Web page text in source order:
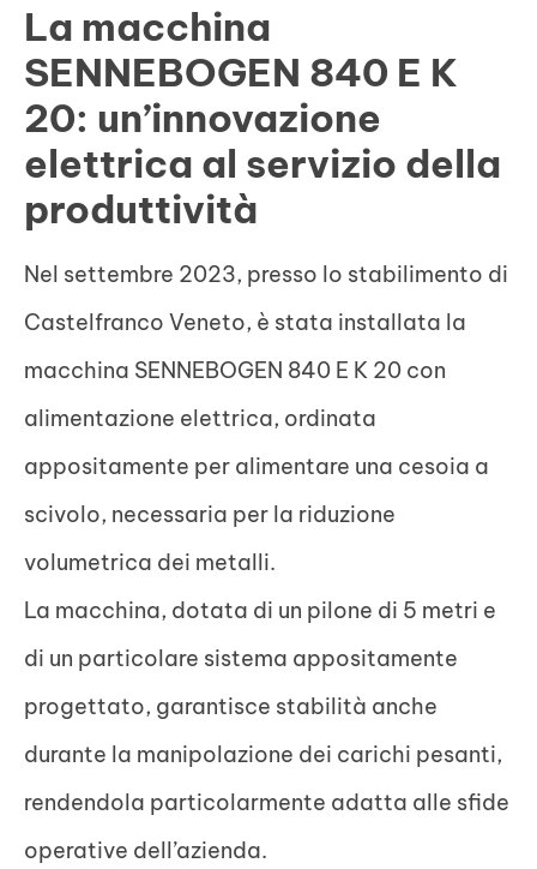
La macchina
SENNEBOGEN 840 E K
20: un’innovazione
elettrica al servizio della
produttività
Nel settembre 2023, presso lo stabilimento di
Castelfranco Veneto, è stata installata la
macchina SENNEBOGEN 840 E K 20 con
alimentazione elettrica, ordinata
appositamente per alimentare una cesoia a
scivolo, necessaria per la riduzione
volumetrica dei metalli.
La macchina, dotata di un pilone di 5 metri e
di un particolare sistema appositamente
progettato, garantisce stabilità anche
durante la manipolazione dei carichi pesanti,
rendendola particolarmente adatta alle sfide
operative dell’azienda.